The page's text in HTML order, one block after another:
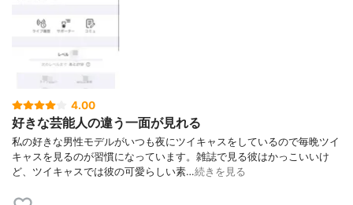
4.00
好きな芸能人の違う一面が見れる
私の好きな男性モデルがいつも夜にツイキャスをしているので毎晩ツイ
キャスを見るのが習慣になっています。雑誌で見る彼はかっこいいけ
ど、ツイキャスでは彼の可愛らしい素…続きを見る